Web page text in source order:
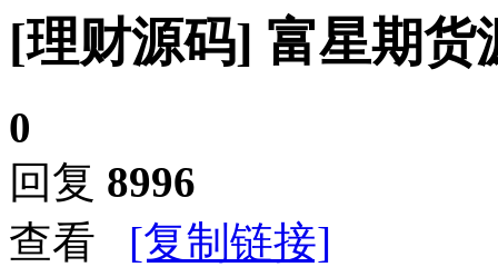
[理财源码] 富星期货
0
回复 8996
查看
[复制链接]